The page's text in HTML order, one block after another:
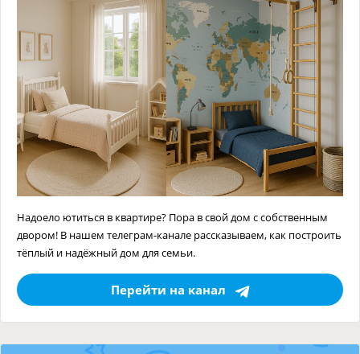
Надоело ютиться в квартире? Пора в свой дом с собственным
двором! В нашем телеграм-канале рассказываем, как построить
тёплый и надёжный дом для семьи.
Перейти на канал